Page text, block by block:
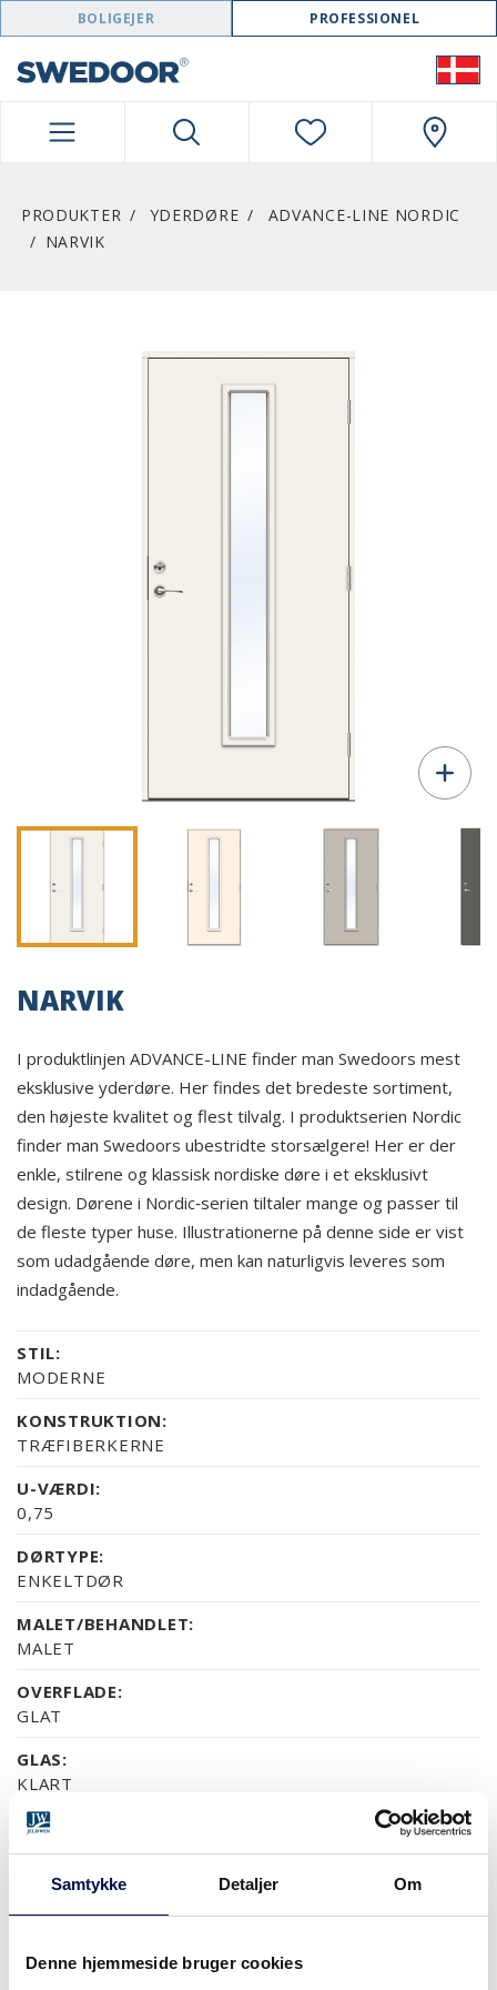
Samtykke Detaljer Om
Denne hjemmeside bruger cookies
SWEDOOR NAVIGATION
BOLIGEJER PROFESSIONEL
PRODUKTER YDERDØRE
ADVANCE-LINE NORDIC
NARVIK
NARVIK
I produktlinjen ADVANCE-LINE finder man Swedoors mest
eksklusive yderdøre. Her findes det bredeste sortiment,
den højeste kvalitet og flest tilvalg. I produktserien Nordic
finder man Swedoors ubestridte storsælgere! Her er der
enkle, stilrene og klassisk nordiske døre i et eksklusivt
design. Dørene i Nordic‑serien tiltaler mange og passer til
de fleste typer huse. Illustrationerne på denne side er vist
som udadgående døre, men kan naturligvis leveres som
indadgående.
STIL:
MODERNE
KONSTRUKTION:
TRÆFIBERKERNE
U-VÆRDI:
0,75
DØRTYPE:
ENKELTDØR
MALET/BEHANDLET:
MALET
OVERFLADE:
GLAT
GLAS:
KLART
MILJØ:
PEFC
GARANTI:
5 ÅRS PRODUKTGARANTI